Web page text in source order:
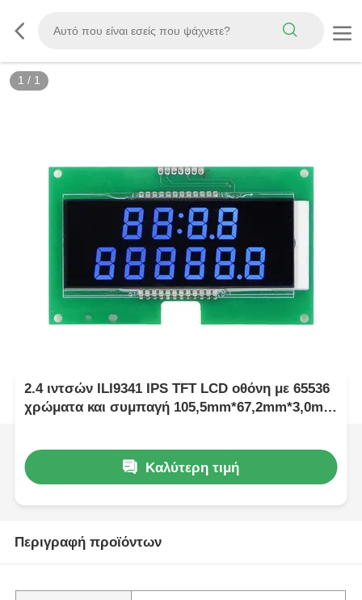
1 / 1
2.4 ιντσών ILI9341 IPS TFT LCD οθόνη με 65536
χρώματα και συμπαγή 105,5mm*67,2mm*3,0mm
Καλύτερη τιμή
Περιγραφή προϊόντων